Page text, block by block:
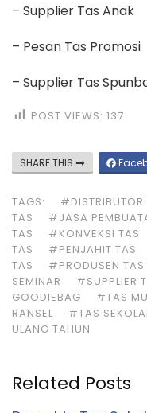
– Supplier Tas Anak
– Pesan Tas Promosi
– Supplier Tas
POST VIEWS: 137
SHARE THIS
TAGS: #DISTRIBUTOR
TAS
#JASA
TAS
#KONVEKSI TAS
TAS
#PENJAHIT TAS
TAS
#PRODUSEN TAS
SEMINAR
#SUPPLIER
GOODIEBAG
#TAS
RANSEL
#TAS
ULANG TAHUN
Related Posts